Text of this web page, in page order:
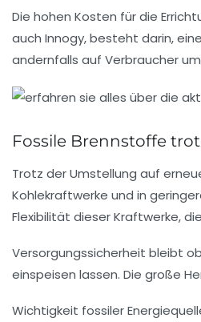
Die hohen Kosten für die
auch Innogy, besteht darin,
andernfalls auf Verbraucher
Fossile Brennstoffe
Trotz der Umstellung auf
Kohlekraftwerke und in
Flexibilität dieser Kraftwerke,
Versorgungssicherheit bleibt
einspeisen lassen. Die große
Wichtigkeit fossiler